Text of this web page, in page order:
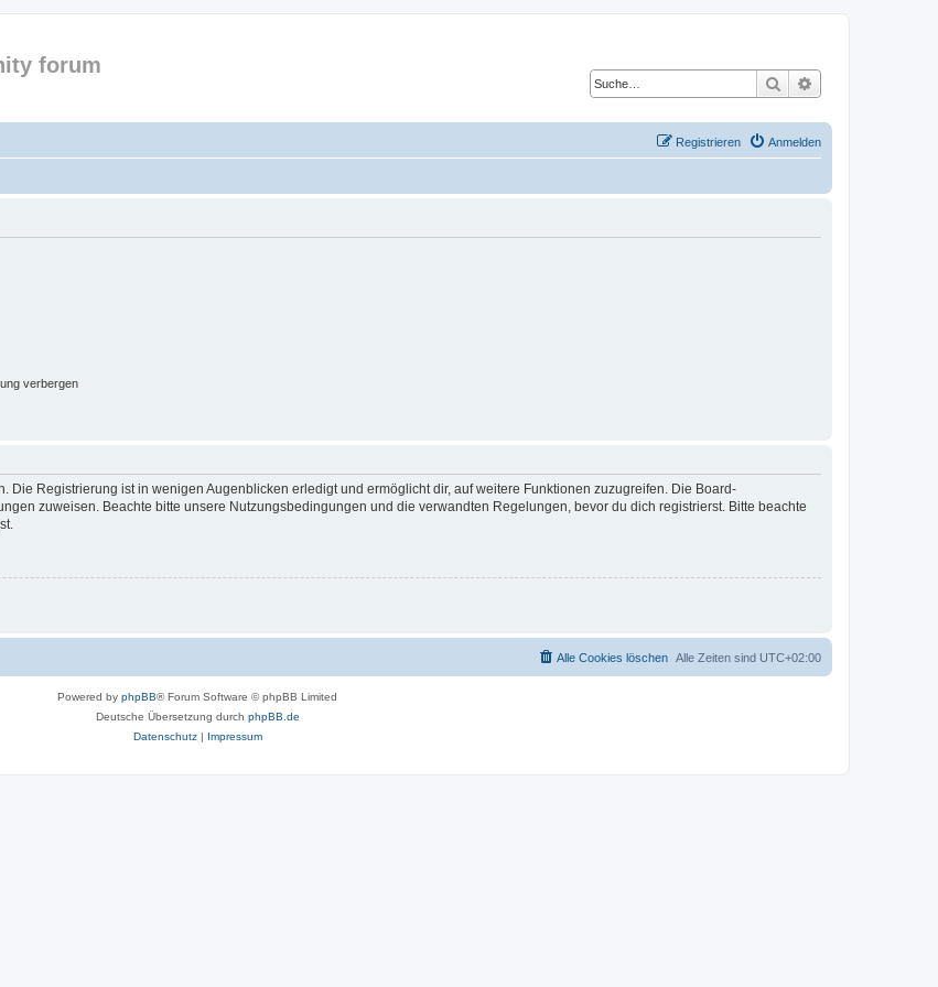
forum
Suche
Anmelden
Registrieren
verbergen
Die Registrierung ist in wenigen Augenblicken erledigt und ermöglicht dir, auf weitere Funktionen zuzugreifen. Die Board-
zuweisen. Beachte bitte unsere Nutzungsbedingungen und die verwandten Regelungen, bevor du dich registrierst. Bitte beachte
Alle Zeiten sind UTC+02:00
Alle Cookies löschen
Powered by phpBB® Forum Software © phpBB Limited
Deutsche Übersetzung durch phpBB.de
Datenschutz| Impressum